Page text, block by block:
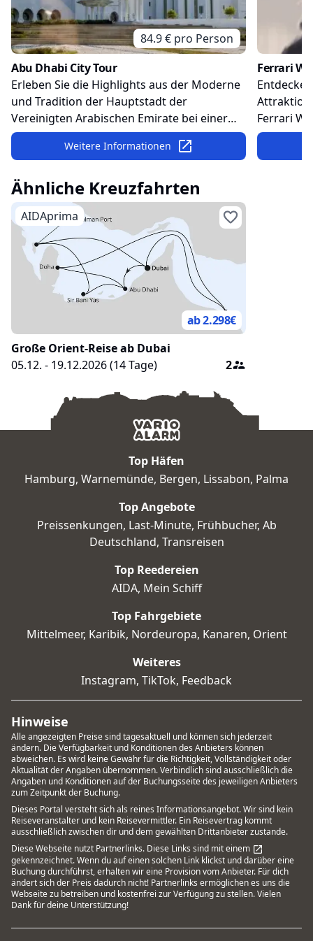
84.9€ pro Person
Abu Dhabi City Tour
Erleben Sie die Highlights aus der Moderne
und Tradition der Hauptstadt der
Vereinigten Arabischen Emirate bei einer
entspannten Stadtrundfahrt. Sehen Sie die
atemberaubende Scheich-Zayid-Moschee
Vergangenheit im "Heritage Village".
Weitere Informationen
Ferrari
Ferrari
in eine
Menge
Ähnliche Kreuzfahrten
AIDAprima
ab 2.298€
Große Orient-Reise ab Dubai
05.12. - 19.12.2026(14Tage) 2
Top Häfen
Hamburg, Warnemünde, Bergen, Lissabon, Palma
Top Angebote
Preissenkungen, Last-Minute, Frühbucher, Ab
Deutschland, Transreisen
Top Reedereien
AIDA, Mein Schiff
Top Fahrgebiete
Mittelmeer, Karibik, Nordeuropa, Kanaren, Orient
Weiteres
Instagram, TikTok, Feedback
Hinweise
Alle angezeigten Preise sind tagesaktuell und können sich jederzeit
ändern. Die Verfügbarkeit und Konditionen des Anbieters können
abweichen. Es wird keine Gewähr für die Richtigkeit, Vollständigkeit oder
Aktualität der Angaben übernommen. Verbindlich sind ausschließlich die
Angaben und Konditionen auf der Buchungsseite des jeweiligen Anbieters
zum Zeitpunkt der Buchung.
Dieses Portal versteht sich als reines Informationsangebot. Wir sind kein
Reiseveranstalter und kein Reisevermittler. Ein Reisevertrag kommt
ausschließlich zwischen dir und dem gewählten Drittanbieter zustande.
Diese Webseite nutzt Partnerlinks. Diese Links sind mit einem
gekennzeichnet. Wenn du auf einen solchen Link klickst und darüber eine
Buchung durchführst, erhalten wir eine Provision vom Anbieter. Für dich
ändert sich der Preis dadurch nicht! Partnerlinks ermöglichen es uns die
Webseite zu betreiben und kostenfrei zur Verfügung zu stellen. Vielen
Dank für deine Unterstützung!